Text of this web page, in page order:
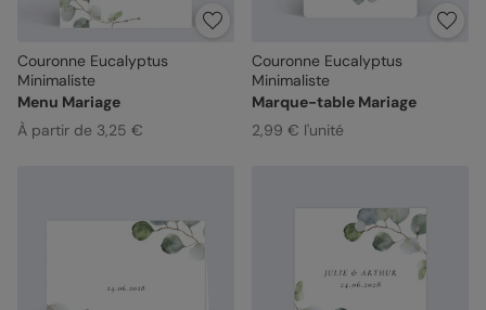
Couronne Eucalyptus
Minimaliste
Menu Mariage
À partir de 3,25 €
Couronne Eucalyptus
Minimaliste
Marque-table Mariage
2,99 € l'unité